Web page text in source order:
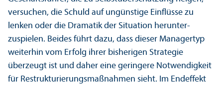
versuchen, die Schuld auf ungünstige Einflüsse zu
lenken oder die Dramatik der Situation her­unter­
zuspielen. Beides führt dazu, dass dieser Managertyp
weiterhin vom Erfolg ihrer bisherigen Strategie
überzeugt ist und daher eine geringere Notwendigkeit
für Restrukturierungs­maßnahmen sieht. Im Endeffekt